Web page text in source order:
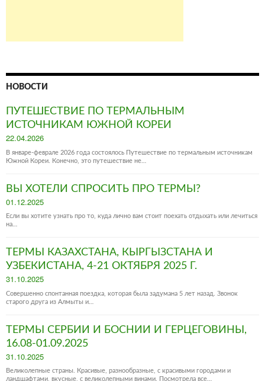
НОВОСТИ
ПУТЕШЕСТВИЕ ПО ТЕРМАЛЬНЫМ
ИСТОЧНИКАМ ЮЖНОЙ КОРЕИ
Posted
on
22.04.2026
В январе-феврале 2026 года состоялось Путешествие по термальным источникам
Южной Кореи. Конечно, это путешествие не…
ВЫ ХОТЕЛИ СПРОСИТЬ ПРО ТЕРМЫ?
Posted
on
01.12.2025
Если вы хотите узнать про то, куда лично вам стоит поехать отдыхать или лечиться
на…
ТЕРМЫ КАЗАХСТАНА, КЫРГЫЗСТАНА И
УЗБЕКИСТАНА, 4-21 ОКТЯБРЯ 2025 Г.
Posted
on
31.10.2025
Совершенно спонтанная поездка, которая была задумана 5 лет назад. Звонок
старого друга из Алмыты и…
ТЕРМЫ СЕРБИИ И БОСНИИ И ГЕРЦЕГОВИНЫ,
16.08-01.09.2025
Posted
on
31.10.2025
Великолепные страны. Красивые, разнообразные, с красивыми городами и
ландшафтами, вкусные, с великолепными винами. Посмотрела все…